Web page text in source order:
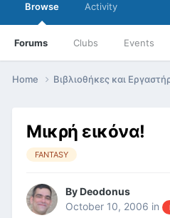
Browse
Forums Clubs Events
Activity
Home Βιβλιοθήκες και
Μικρή εικόνα!
FANTASY
ByDeodonus
October 10, 2006 in